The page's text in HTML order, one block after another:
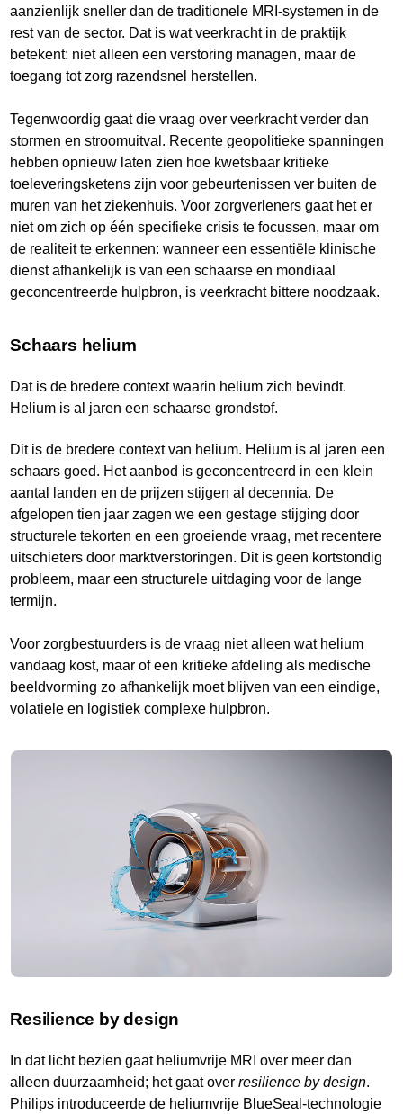
aanzienlijk sneller dan de traditionele MRI-systemen in de
rest van de sector. Dat is wat veerkracht in de praktijk
betekent: niet alleen een verstoring managen, maar de
toegang tot zorg razendsnel herstellen.
Tegenwoordig gaat die vraag over veerkracht verder dan
stormen en stroomuitval. Recente geopolitieke spanningen
hebben opnieuw laten zien hoe kwetsbaar kritieke
toeleveringsketens zijn voor gebeurtenissen ver buiten de
muren van het ziekenhuis. Voor zorgverleners gaat het er
niet om zich op één specifieke crisis te focussen, maar om
de realiteit te erkennen: wanneer een essentiële klinische
dienst afhankelijk is van een schaarse en mondiaal
geconcentreerde hulpbron, is veerkracht bittere noodzaak.
Schaars helium
Dat is de bredere context waarin helium zich bevindt.
Helium is al jaren een schaarse grondstof.
Dit is de bredere context van helium. Helium is al jaren een
schaars goed. Het aanbod is geconcentreerd in een klein
aantal landen en de prijzen stijgen al decennia. De
afgelopen tien jaar zagen we een gestage stijging door
structurele tekorten en een groeiende vraag, met recentere
uitschieters door marktverstoringen. Dit is geen kortstondig
probleem, maar een structurele uitdaging voor de lange
termijn.
Voor zorgbestuurders is de vraag niet alleen wat helium
vandaag kost, maar of een kritieke afdeling als medische
beeldvorming zo afhankelijk moet blijven van een eindige,
volatiele en logistiek complexe hulpbron.
Resilience by design
In dat licht bezien gaat heliumvrije MRI over meer dan
alleen duurzaamheid; het gaat overresilience by design.
Philips introduceerde de heliumvrije BlueSeal-technologie